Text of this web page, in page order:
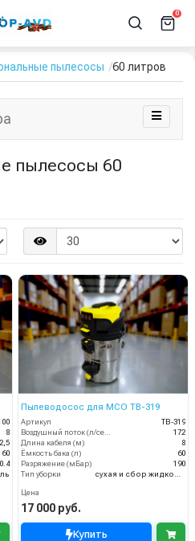
0
пылесосы 60 литров
пылесосы 60
8
2,5
60
Пылеводосос для МСО TB-319
Артикул
TB-319
172
Длина кабеля (м)
8
Ёмкость бака (л)
60
Разряжение (мБар)
190
Тип уборки
Цена
17 000 руб.
Купить